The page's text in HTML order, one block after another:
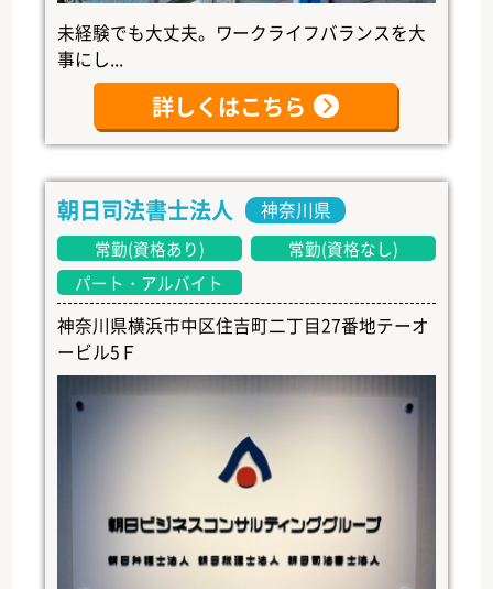
未経験でも大丈夫。ワークライフバランスを大
事にし...
詳しくはこちら
朝日司法書士法人 神奈川県
常勤(資格あり)
常勤(資格なし)
パート・アルバイト
神奈川県横浜市中区住吉町二丁目27番地テーオ
ービル5Ｆ